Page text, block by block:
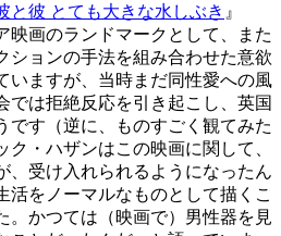
と彼 とても大きな水しぶき 』
映画のランドマークとして、また
ションの手法を組み合わせた意欲
いますが、当時まだ同性愛への風
では拒絶反応を引き起こし、英国
です（逆に、ものすごく観てみた
・ハザンはこの映画に関して、
、受け入れられるようになったん
活をノーマルなものとして描くこ
。かつては（映画で）男性器を見